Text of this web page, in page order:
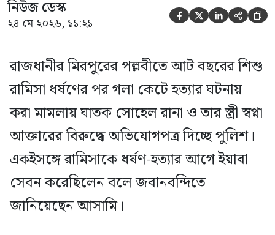
নিউজ ডেস্ক
২৪ মে ২০২৬, ১১:২১     
রাজধানীর মিরপুরের পল্লবীতে আট বছরের শিশু
রামিসা ধর্ষণের পর গলা কেটে হত্যার ঘটনায়
করা মামলায় ঘাতক সোহেল রানা ও তার স্ত্রী স্বপ্না
আক্তারের বিরুদ্ধে অভিযোগপত্র দিচ্ছে পুলিশ।
একইসঙ্গে রামিসাকে ধর্ষণ-হত্যার আগে ইয়াবা
সেবন করেছিলেন বলে জবানবন্দিতে
জানিয়েছেন আসামি।